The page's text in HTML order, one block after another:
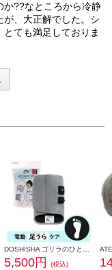
か??なところから冷静
、大正解でした。シ
ても満足しておりま
5,500円
(税込)